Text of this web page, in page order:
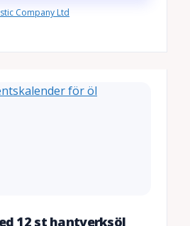
Company Ltd
12 st hantverksöl